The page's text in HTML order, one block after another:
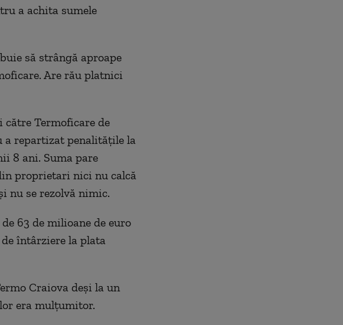
a achita sumele
să strângă aproape
Are rău platnici
Termoficare de
a repartizat penalităţile la
8 ani. Suma pare
proprietari nici nu calcă
nu se rezolvă nimic.
63 de milioane de euro
întârziere la plata
Craiova deşi la un
era mulţumitor.